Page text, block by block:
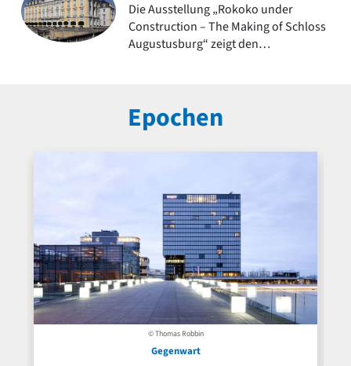
Die Ausstellung „Rokoko under
Construction – The Making of Schloss
Augustusburg“ zeigt den
Epoche. Weitere Objekte des Rokoko
auf baukunst-nrw.
Epochen
© Thomas Robbin
Gegenwart